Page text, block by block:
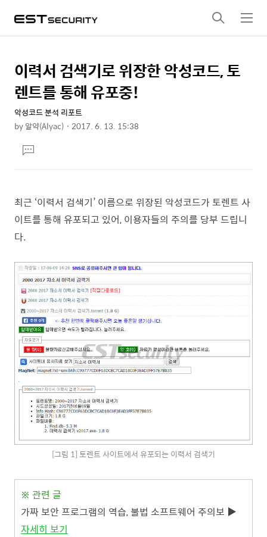
검
색
메
뉴
상
세
컨
텐
본
문
제
목
이력서 검색기로 위장한 악성코드, 토
렌트를 통해 유포중!
악성코드 분석 리포트
by알약(Alyac) 2017. 6. 13. 15:38
문댓
글
최근 ‘이력서 검색기’ 이름으로 위장된 악성코드가 토렌트 사
이트를 통해 유포되고 있어, 이용자들의 주의를 당부 드립니
다.
[그림 1] 토렌트 사이트에서 유포되는 이력서 검색기
※ 관련 글
가짜 보안 프로그램의 역습, 불법 소프트웨어 주의보 ▶
자세히 보기